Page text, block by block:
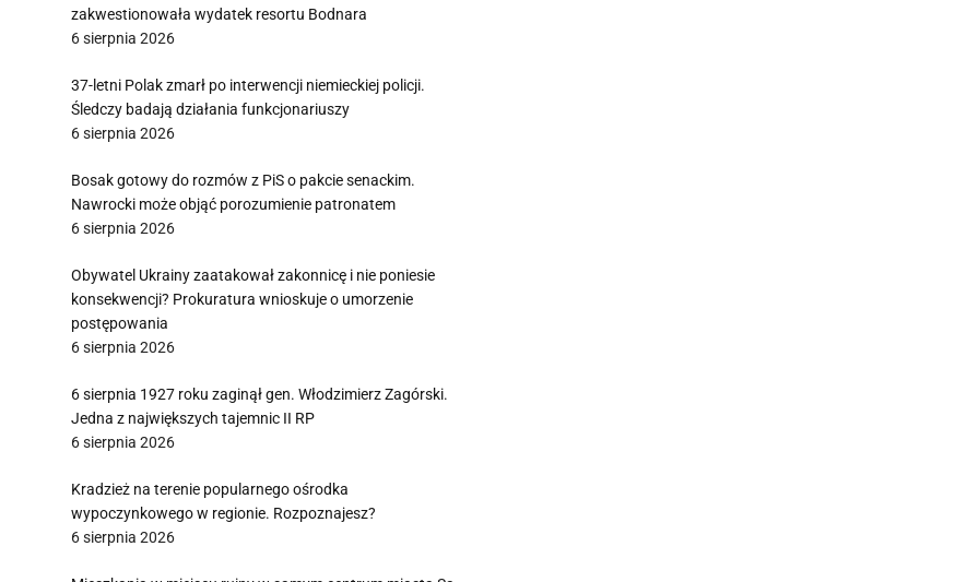
zakwestionowała wydatek resortu Bodnara
6 sierpnia 2026
37-letni Polak zmarł po interwencji niemieckiej policji.
Śledczy badają działania funkcjonariuszy
6 sierpnia 2026
Bosak gotowy do rozmów z PiS o pakcie senackim.
Nawrocki może objąć porozumienie patronatem
6 sierpnia 2026
Obywatel Ukrainy zaatakował zakonnicę i nie poniesie
konsekwencji? Prokuratura wnioskuje o umorzenie
postępowania
6 sierpnia 2026
6 sierpnia 1927 roku zaginął gen. Włodzimierz Zagórski.
Jedna z największych tajemnic II RP
6 sierpnia 2026
Kradzież na terenie popularnego ośrodka
wypoczynkowego w regionie. Rozpoznajesz?
6 sierpnia 2026